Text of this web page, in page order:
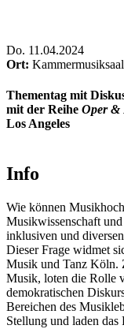
Do. 11.04.2024
Ort:
Thementag mit
mit der Reihe Oper &
Los Angeles
Info
Wie können
Musikwissenschaft
inklusiven und
Dieser Frage widmet
Musik und Tanz Köln.
Musik, loten die Rolle
demokratischen
Bereichen des
Stellung und laden